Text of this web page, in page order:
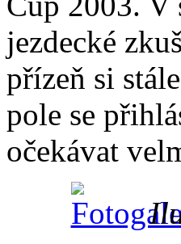
jezdecké
přízeň si
pole se
očekávat